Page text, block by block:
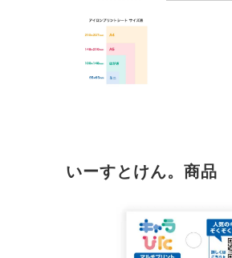
いーすとけん。商品